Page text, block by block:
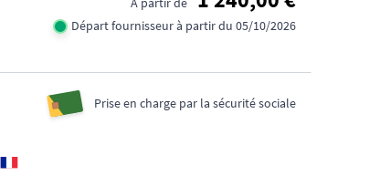
Départ fournisseur à partir du 05/10/2026
Prise en charge par la sécurité sociale